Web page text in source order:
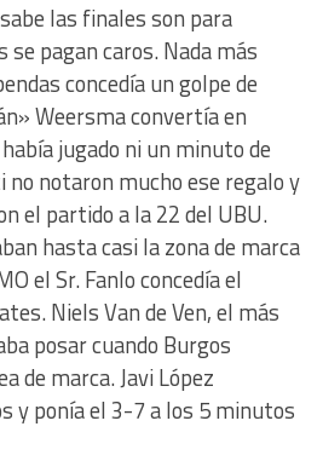
las finales son para
pagan caros. Nada más
concedía un golpe de
Weersma convertía en
jugado ni un minuto de
no notaron mucho ese regalo y
el partido a la 22 del UBU.
hasta casi la zona de marca
el Sr. Fanlo concedía el
Niels Van de Ven, el más
posar cuando Burgos
de marca. Javi López
y ponía el 3-7 a los 5 minutos